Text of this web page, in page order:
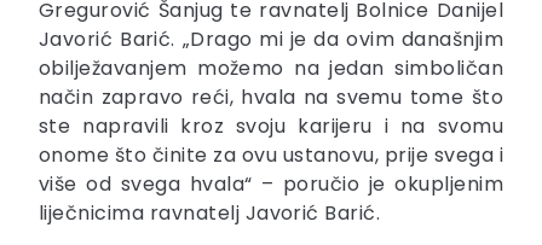
Gregurović Šanjug te ravnatelj Bolnice Danijel
Javorić Barić. „Drago mi je da ovim današnjim
obilježavanjem možemo na jedan simboličan
način zapravo reći, hvala na svemu tome što
ste napravili kroz svoju karijeru i na svomu
onome što činite za ovu ustanovu, prije svega i
više od svega hvala“ – poručio je okupljenim
liječnicima ravnatelj Javorić Barić.